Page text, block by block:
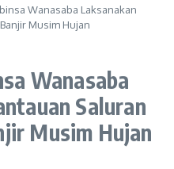
Wanasaba Laksanakan
Musim Hujan
Wanasaba
Saluran
Musim Hujan